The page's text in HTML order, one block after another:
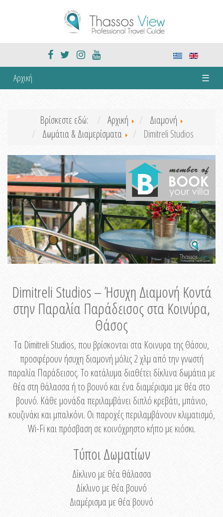
Αρχική ☰
Βρίσκεστε εδώ: Αρχική
Διαμονή
Δωμάτια & Διαμερίσματα
Dimitreli Studios
Dimitreli Studios – Ήσυχη Διαμονή Κοντά
στην Παραλία Παράδεισος στα Κοινύρα,
Θάσος
Τα Dimitreli Studios, που βρίσκονται στα Κοινυρα της Θάσου,
προσφέρουν ήσυχη διαμονή μόλις 2 χλμ από την γνωστή
παραλία Παράδεισος. Το κατάλυμα διαθέτει δίκλινα δωμάτια με
θέα στη θάλασσα ή το βουνό και ένα διαμέρισμα με θέα στο
βουνό. Κάθε μονάδα περιλαμβάνει διπλό κρεβάτι, μπάνιο,
κουζινάκι και μπαλκόνι. Οι παροχές περιλαμβάνουν κλιματισμό,
Wi-Fi και πρόσβαση σε κοινόχρηστο κήπο με κιόσκι.
Τύποι Δωματίων
Δίκλινο με θέα θάλασσα
Δίκλινο με θέα βουνό
Διαμέρισμα με θέα βουνό